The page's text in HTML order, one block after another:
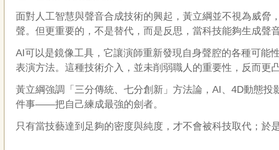
面對人工智慧與聲音合成技術的興起，黃立綱並不視為威脅
聲。但更重要的，不是替代，而是反思，當科技能夠生成聲
AI可以是鏡像工具，它讓演師重新發現自身聲腔的各種可能
表演方法。這種技術介入，並未削弱職人的重要性，反而更
黃立綱強調「三分傳統、七分創新」方法論，AI、4D動態
件事——把自己練成最強的劍者。
只有當技藝達到足夠的密度與純度，才不會被科技取代；於